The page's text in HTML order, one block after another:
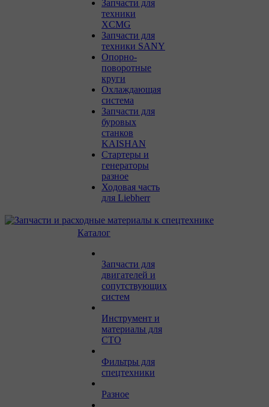
Запчасти для
техники
XCMG
Запчасти для
техники SANY
Опорно-
поворотные
круги
Охлаждающая
система
Запчасти для
буровых
станков
KAISHAN
Стартеры и
генераторы
разное
Ходовая часть
для Liebherr
Каталог
Запчасти для
двигателей и
сопутствующих
систем
Инструмент и
материалы для
СТО
Фильтры для
спецтехники
Разное